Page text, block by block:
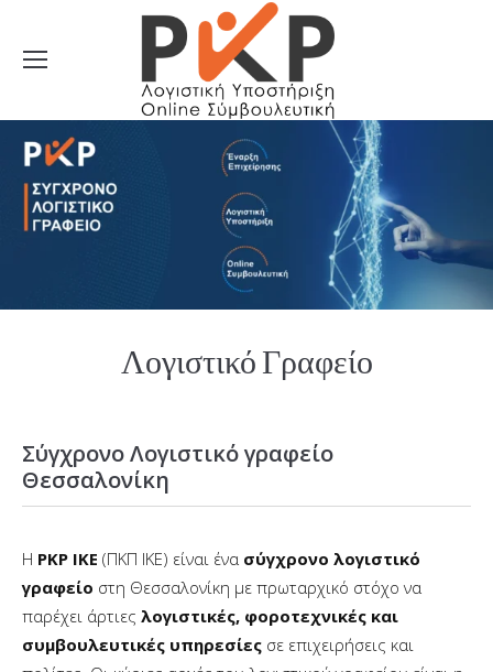
Λογιστικό Γραφείο
Σύγχρονο Λογιστικό γραφείο
Θεσσαλονίκη
Η PKP IKE (ΠΚΠ ΙΚΕ) είναι ένα σύγχρονο λογιστικό
γραφείο στη Θεσσαλονίκη με πρωταρχικό στόχο να
παρέχει άρτιες λογιστικές, φοροτεχνικές και
συμβουλευτικές υπηρεσίες σε επιχειρήσεις και